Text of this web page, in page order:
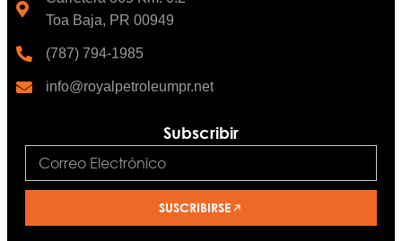
Toa Baja, PR 00949
(787) 794-1985
info@royalpetroleumpr.net
Subscribir
SUSCRIBIRSE